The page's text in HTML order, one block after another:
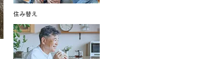
住み替え